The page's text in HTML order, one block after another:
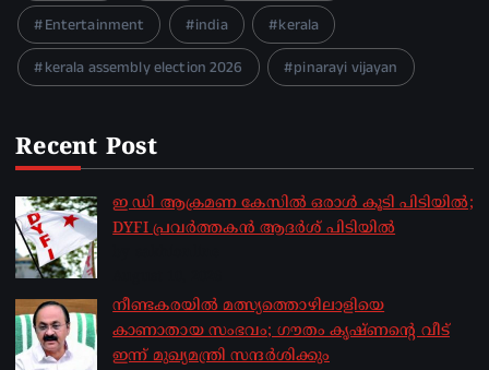
Entertainment
india
kerala
kerala assembly election 2026
pinarayi vijayan
Recent Post
ഇ ഡി ആക്രമണ കേസിൽ ഒരാൾ കൂടി പിടിയിൽ;
DYFI പ്രവർത്തകൻ ആദർശ് പിടിയിൽ
നീണ്ടകരയില്‍ മത്സ്യത്തൊഴിലാളിയെ
കാണാതായ സംഭവം; ഗൗതം കൃഷ്ണന്റെ വീട്
ഇന്ന് മുഖ്യമന്ത്രി സന്ദര്‍ശിക്കും